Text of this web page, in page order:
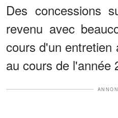
Des concessions
revenu avec
cours d'un entretien
au cours de l'année